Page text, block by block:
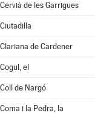
Cervià de les Garrigues
Ciutadilla
Clariana de Cardener
Cogul, el
Coll de Nargó
Coma i la Pedra, la